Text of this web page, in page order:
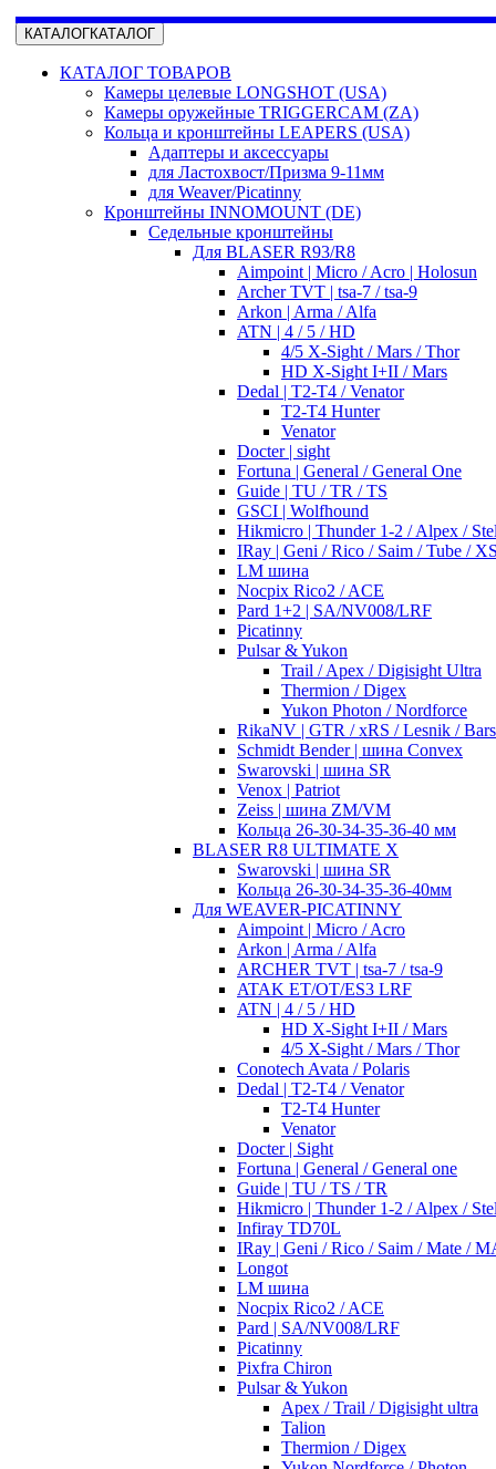
КАТАЛОГКАТАЛОГ
КАТАЛОГ ТОВАРОВ
Камеры целевые LONGSHOT (USA)
Камеры оружейные TRIGGERCAM (ZA)
Кольца и кронштейны LEAPERS (USA)
Адаптеры и аксессуары
для Ластохвост/Призма 9-11мм
для Weaver/Picatinny
Кронштейны INNOMOUNT (DE)
Седельные кронштейны
Для BLASER R93/R8
Aimpoint | Micro / Acro | Holosun
Archer TVT | tsa-7 / tsa-9
Arkon | Arma / Alfa
ATN | 4 / 5 / HD
4/5 X-Sight / Mars / Thor
HD X-Sight I+II / Mars
Dedal | T2-T4 / Venator
T2-T4 Hunter
Venator
Docter | sight
Fortuna | General / General One
Guide | TU / TR / TS
GSCI | Wolfhound
Hikmicro | Thunder 1-2 / Alpex /
IRay | Geni / Rico / Saim / Tube /
LM шина
Nocpix Rico2 / ACE
Pard 1+2 | SA/NV008/LRF
Picatinny
Pulsar & Yukon
Trail / Apex / Digisight Ultra
Thermion / Digex
Yukon Photon / Nordforce
RikaNV | GTR / xRS / Lesnik /
Schmidt Bender | шина Convex
Swarovski | шина SR
Venox | Patriot
Zeiss | шина ZM/VM
Кольца 26-30-34-35-36-40 мм
BLASER R8 ULTIMATE X
Swarovski | шина SR
Кольца 26-30-34-35-36-40мм
Для WEAVER-PICATINNY
Aimpoint | Micro / Acro
Arkon | Arma / Alfa
ARCHER TVT | tsa-7 / tsa-9
ATAK ET/OT/ES3 LRF
ATN | 4 / 5 / HD
HD X-Sight I+II / Mars
4/5 X-Sight / Mars / Thor
Conotech Avata / Polaris
Dedal | T2-T4 / Venator
T2-T4 Hunter
Venator
Docter | Sight
Fortuna | General / General one
Guide | TU / TS / TR
Hikmicro | Thunder 1-2 / Alpex /
Infiray TD70L
IRay | Geni / Rico / Saim / Mate /
Longot
LM шина
Nocpix Rico2 / ACE
Pard | SA/NV008/LRF
Picatinny
Pixfra Chiron
Pulsar & Yukon
Apex / Trail / Digisight ultra
Talion
Thermion / Digex